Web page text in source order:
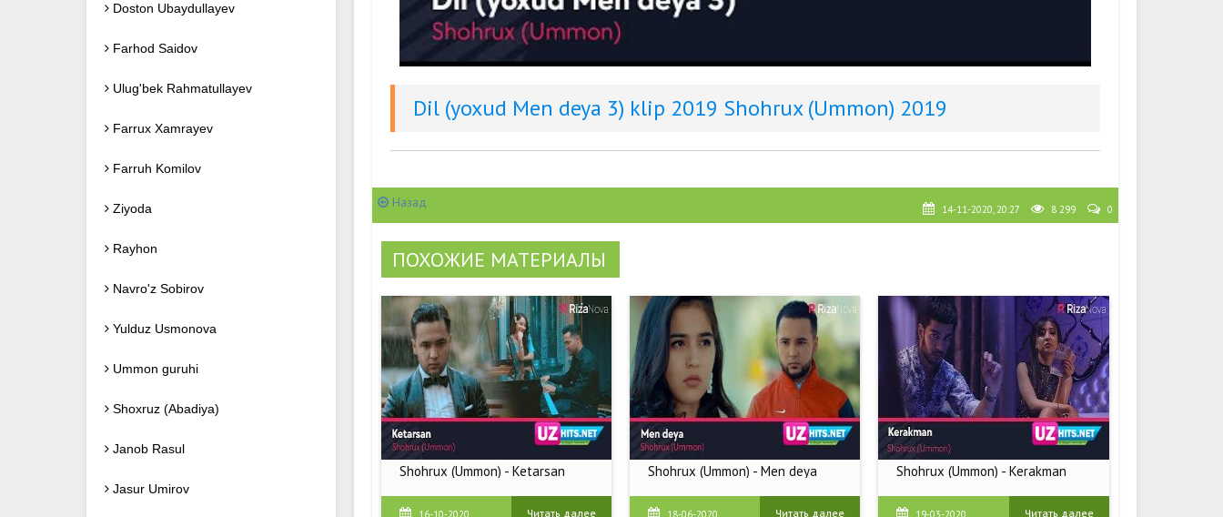
Doston Ubaydullayev
Farhod Saidov
Ulug'bek Rahmatullayev
Farrux Xamrayev
Farruh Komilov
Ziyoda
Rayhon
Navro'z Sobirov
Yulduz Usmonova
Ummon guruhi
Shoxruz (Abadiya)
Janob Rasul
Jasur Umirov
Dil (yoxud Men deya 3) klip 2019 Shohrux (Ummon) 2019
Назад 14-11-2020, 20:27 8 299 0
ПОХОЖИЕ МАТЕРИАЛЫ
Shohrux (Ummon) - Ketarsan
16-10-2020 Читать далее
Shohrux (Ummon) - Men deya
18-06-2020 Читать далее
Shohrux (Ummon) - Kerakman
19-03-2020 Читать далее